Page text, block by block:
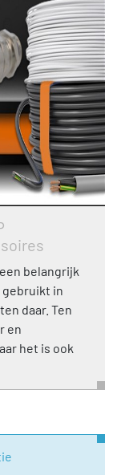
belangrijk
gebruikt in
daar. Ten
en
het is ook